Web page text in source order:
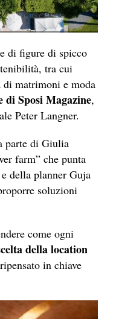
di figure di spicco
tra cui
di matrimoni e moda
di Sposi Magazine,
Peter Langner.
parte di Giulia
farm” che punta
della planner Guja
soluzioni
come ogni
della location
in chiave